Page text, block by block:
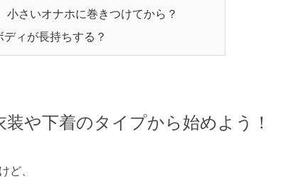
さいオナホに巻きつけてから？
ィが長持ちする？
や下着のタイプから始めよう！
ど、